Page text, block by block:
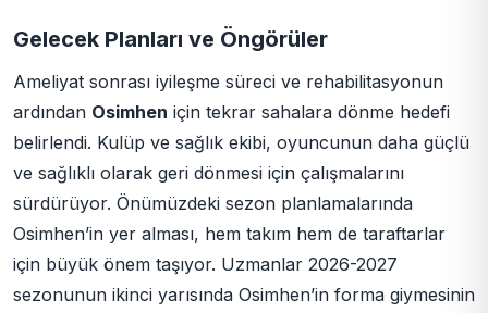
Gelecek Planları ve Öngörüler
Ameliyat sonrası iyileşme süreci ve rehabilitasyonun
ardından Osimhen için tekrar sahalara dönme hedefi
belirlendi. Kulüp ve sağlık ekibi, oyuncunun daha güçlü
ve sağlıklı olarak geri dönmesi için çalışmalarını
sürdürüyor. Önümüzdeki sezon planlamalarında
Osimhen’in yer alması, hem takım hem de taraftarlar
için büyük önem taşıyor. Uzmanlar 2026-2027
sezonunun ikinci yarısında Osimhen’in forma giymesinin